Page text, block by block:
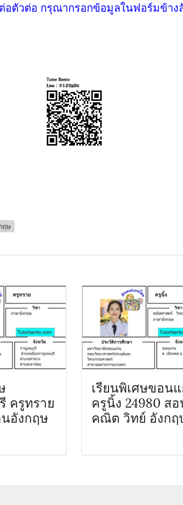
อตัวต่อ กรุณากรอกข้อมูลในฟอร์มข้าง
ฤษ
ครูทราย
อังกฤษ
เรียนพิเศษขอน
ครูนิ้ง 24980 ส
คณิต วิทย์ อังกฤ